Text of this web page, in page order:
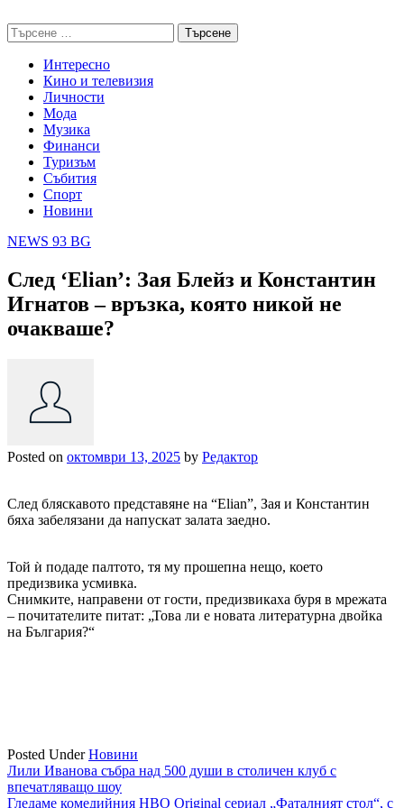
to
content
Търсене
за:
Интересно
Кино и телевизия
Личности
Мода
Музика
Финанси
Туризъм
Събития
Спорт
Новини
NEWS 93 BG
След ‘Elian’: Зая Блейз и Константин
Игнатов – връзка, която никой не
очакваше?
Posted on октомври 13, 2025 by Редактор
След бляскавото представяне на “Elian”, Зая и Константин
бяха забелязани да напускат залата заедно.
Той ѝ подаде палтото, тя му прошепна нещо, което
предизвика усмивка.
Снимките, направени от гости, предизвикаха буря в мрежата
– почитателите питат: „Това ли е новата литературна двойка
на България?“
Posted UnderНовини
Навигация
Лили Иванова събра над 500 души в столичен клуб с
впечатляващо шоу
Гледаме комедийния HBO Original сериал „Фаталният стол“, с